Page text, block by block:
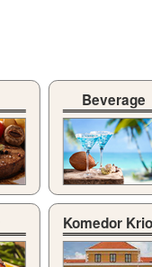
Beverage
Komedor